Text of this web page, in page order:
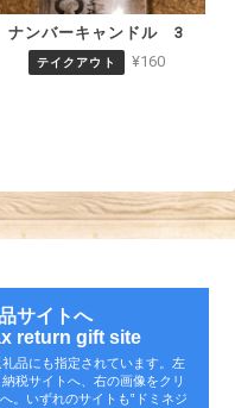
ナンバーキャンドル 3
テイクアウト ¥160
サイトへ
return gift site
品にも指定されています。左
税サイトへ、右の画像をクリ
。いずれのサイトも‟ドミネジ